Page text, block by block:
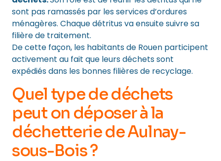
sont pas ramassés par les services d’ordures
ménagères. Chaque détritus va ensuite suivre sa
filière de traitement.
De cette façon, les habitants de Rouen participent
activement au fait que leurs déchets sont
expédiés dans les bonnes filières de recyclage.
Quel type de déchets
peut on déposer à la
déchetterie de Aulnay-
sous-Bois ?